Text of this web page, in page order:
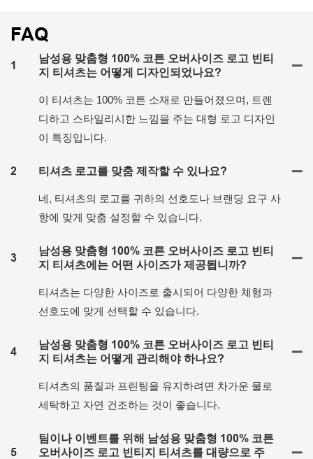
FAQ
1
남성용 맞춤형 100% 코튼 오버사이즈 로고 빈티
지 티셔츠는 어떻게 디자인되었나요?
이 티셔츠는 100% 코튼 소재로 만들어졌으며, 트렌
디하고 스타일리시한 느낌을 주는 대형 로고 디자인
이 특징입니다.
2 티셔츠 로고를 맞춤 제작할 수 있나요?
네, 티셔츠의 로고를 귀하의 선호도나 브랜딩 요구 사
항에 맞게 맞춤 설정할 수 있습니다.
3
남성용 맞춤형 100% 코튼 오버사이즈 로고 빈티
지 티셔츠에는 어떤 사이즈가 제공됩니까?
티셔츠는 다양한 사이즈로 출시되어 다양한 체형과
선호도에 맞게 선택할 수 있습니다.
4
남성용 맞춤형 100% 코튼 오버사이즈 로고 빈티
지 티셔츠는 어떻게 관리해야 하나요?
티셔츠의 품질과 프린팅을 유지하려면 차가운 물로
세탁하고 자연 건조하는 것이 좋습니다.
5
팀이나 이벤트를 위해 남성용 맞춤형 100% 코튼
오버사이즈 로고 빈티지 티셔츠를 대량으로 주